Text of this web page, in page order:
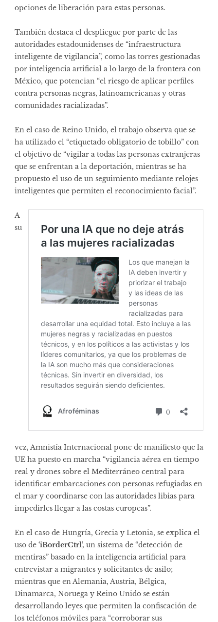
opciones de liberación para estas personas.
También destaca el despliegue por parte de las
autoridades estadounidenses de “infraestructura
inteligente de vigilancia”, como las torres gestionadas
por inteligencia artificial a lo largo de la frontera con
México, que potencian “el riesgo de aplicar perfiles
contra personas negras, latinoamericanas y otras
comunidades racializadas”.
En el caso de Reino Unido, el trabajo observa que se
ha utilizado el “etiquetado obligatorio de tobillo” con
el objetivo de “vigilar a todas las personas extranjeras
que se enfrentan a la deportación, mientras se ha
propuesto el uso de un seguimiento mediante relojes
inteligentes que permiten el reconocimiento facial”.
A
su
vez, Amnistía Internacional pone de manifiesto que la
UE ha puesto en marcha “vigilancia aérea en tiempo
real y drones sobre el Mediterráneo central para
identificar embarcaciones con personas refugiadas en
el mar y coordinarse con las autoridades libias para
impedirles llegar a las costas europeas”.
En el caso de Hungría, Grecia y Letonia, se explica el
uso de ‘iBorderCtrl’, un sistema de “detección de
mentiras” basado en la inteligencia artificial para
entrevistar a migrantes y solicitantes de asilo;
mientras que en Alemania, Austria, Bélgica,
Dinamarca, Noruega y Reino Unido se están
desarrollando leyes que permiten la confiscación de
los teléfonos móviles para “corroborar sus